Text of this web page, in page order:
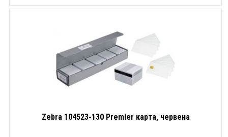
Zebra 104523-130 Premier карта, червена